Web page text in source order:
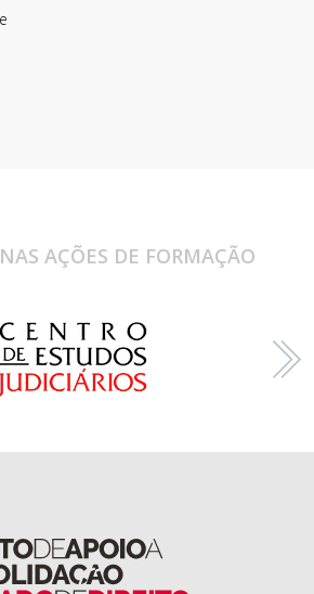
AÇÕES DE FORMAÇÃO